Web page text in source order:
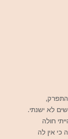
לא ישנתי.
חולה
אין לה